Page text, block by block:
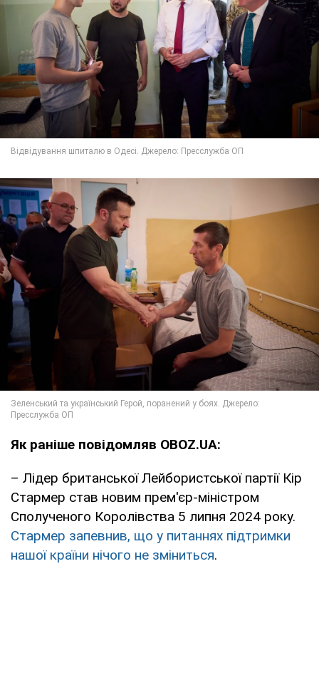
Як раніше повідомляв OBOZ.UA:
– Лідер британської Лейбористської партії Кір
Стармер став новим прем'єр-міністром
Сполученого Королівства 5 липня 2024 року.
Стармер запевнив, що у питаннях підтримки
нашої країни нічого не зміниться.